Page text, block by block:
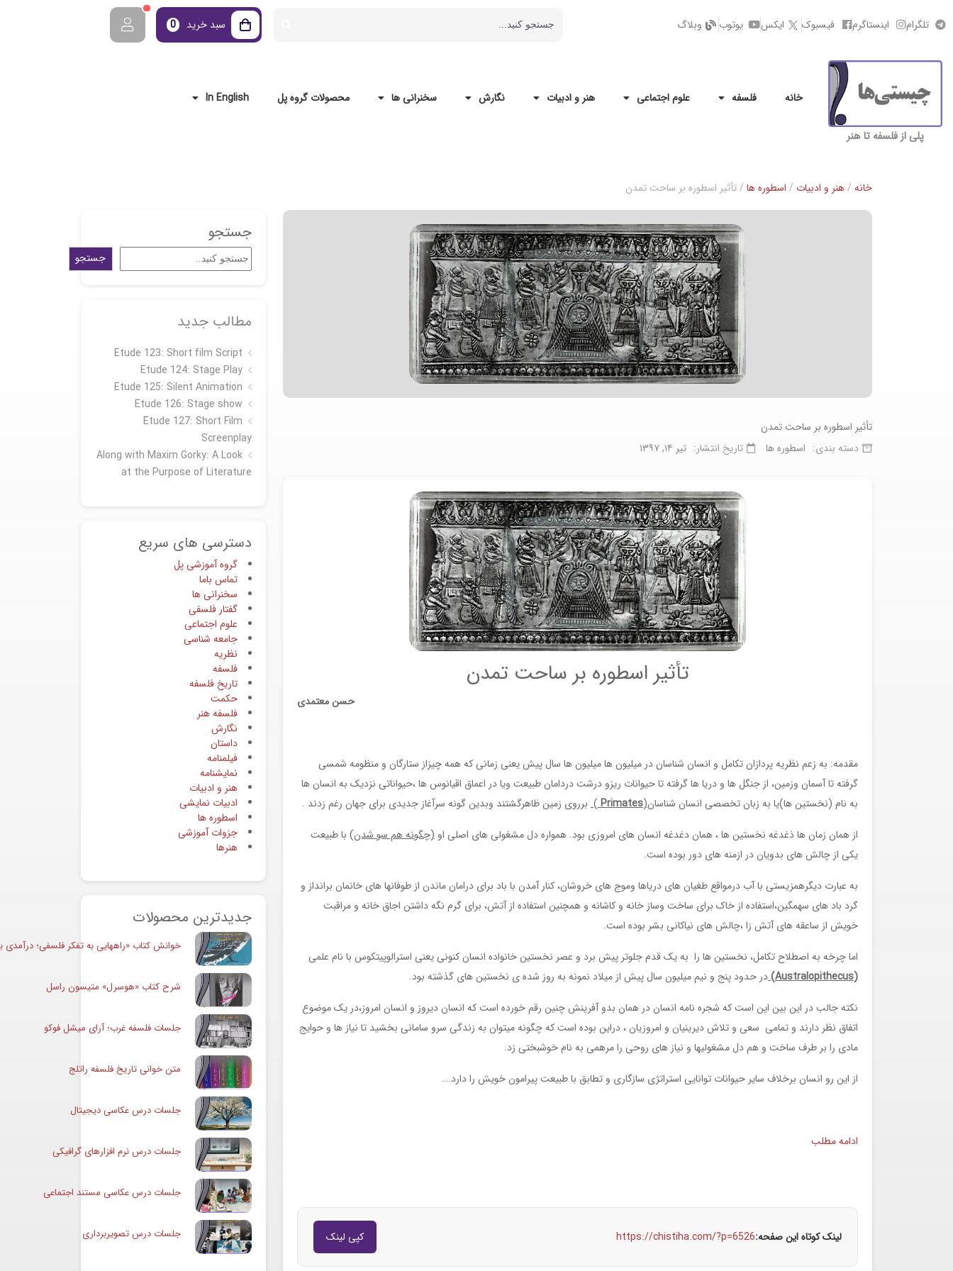
تلگرام اینستاگرم فیسبوک ایکس یوتوب وبلاگ سبد خرید 0
پلی از فلسفه تا هنر
خانه فلسفه علوم اجتماعی هنر و ادبیات نگارش سخنرانی ها محصولات گروه پل In English
خانه /هنر و ادبیات / اسطوره ها / تأثیر اسطوره بر ساحت تمدن
تأثیر اسطوره بر ساحت تمدن
دسته بندی: اسطوره ها تاریخ انتشار: تیر ۱۴, ۱۳۹۷
تأثیر اسطوره بر ساحت تمدن
حسن معتمدی
مقدمه: به زعم نظریه پردازان تکامل و انسان شناسان در میلیون ها میلیون ها سال پیش یعنی زمانی که همه چیزاز ستارگان و منظومه شمسی
گرفته تا آسمان وزمین، از جنگل ها و دریا ها گرفته تا حیوانات ریزو درشت دردامان طبیعت ویا در اعماق اقیانوس ها ،حیواناتی نزدیک به انسان ها
به نام (نخستین ها)یا به زبان تخصصی انسان شناسان(
Primates
) برروی زمین ظاهرگشتند وبدین گونه سرآغاز جدیدی برای جهان رغم زدند .
از همان زمان ها ذغدغه نخستین ها ، همان دغدغه انسان های امروزی بود. همواره دل مشغولی های اصلی او (چگونه هم سو شدن) با طبیعت
یکی از چالش های بدویان در ازمنه های دور بوده است.
به عبارت دیگرهمزیستی با آب درمواقع طغیان های دریاها وموج های خروشان، کنار آمدن با باد برای درامان ماندن از طوفانها های خانمان برانداز و
گرد باد های سهمگین،استفاده از خاک برای ساخت وساز خانه و کاشانه و همچنین استفاده از آتش، برای گرم نگه داشتن اجاق خانه و مراقبت
خویش از ساعقه های آتش زا ،چالش های نیاکانی بشر بوده است.
اما چرخه به اصطلاح تکامل، نخستین ها را به یک قدم جلوتر پیش برد و عصر نخستین خانواده انسان کنونی یعنی استرالوپیتکوس با نام علمی
(Australopithecus)
در حدود پنج و نیم میلیون سال پیش از میلاد نمونه به روز شده ی نخستین های گذشته بود.
نکته جالب در این بین این است که شجره نامه انسان در همان بدو آفرینش چنین رقم خورده است که انسان دیروز و انسان امروز،در یک موضوع
اتفاق نظر دارند و تمامی سعی و تلاش دیرینیان و امروزیان ، دراین بوده است که چگونه میتوان به زندگی سرو سامانی بخشید تا نیاز ها و حوایج
مادی را بر طرف ساخت و هم دل مشغولیها و نیاز های روحی را مرهمی به نام خوشبختی زد.
از این رو انسان برخلاف سایر حیوانات توانایی استراتژی سازگاری و تطابق با طبیعت پیرامون خویش را دارد….
ادامه مطلب
لینک کوتاه این صفحه:https://chistiha.com/?p=6526 کپی لینک
جستجو
جستجو
مطالب جدید
Etude 123: Short film Script
Etude 124: Stage Play
Etude 125: Silent Animation
Etude 126: Stage show
Étude 127: Short Film
Screenplay
Along with Maxim Gorky: A Look
at the Purpose of Literature
دسترسی های سریع
گروه آموزشی پل
تماس باما
سخنرانی ها
گفتار فلسفی
علوم اجتماعی
جامعه شناسی
نظریه
فلسفه
تاریخ فلسفه
حکمت
فلسفه هنر
نگارش
داستان
فیلمنامه
نمایشنامه
هنر و ادبیات
ادبیات نمایشی
اسطوره ها
جزوات آموزشی
هنرها
جدیدترین محصولات
خوانش کتاب «راههایی به تفکر فلسفی؛ درآمدی
شرح کتاب «هوسرل» متیسون راسل
جلسات فلسفه غرب؛ آرای میشل فوکو
متن خوانی تاریخ فلسفه راتلج
جلسات درس عکاسی دیجیتال
جلسات درس نرم افزارهای گرافیکی
جلسات درس عکاسی مستند اجتماعی
جلسات درس تصویربرداری